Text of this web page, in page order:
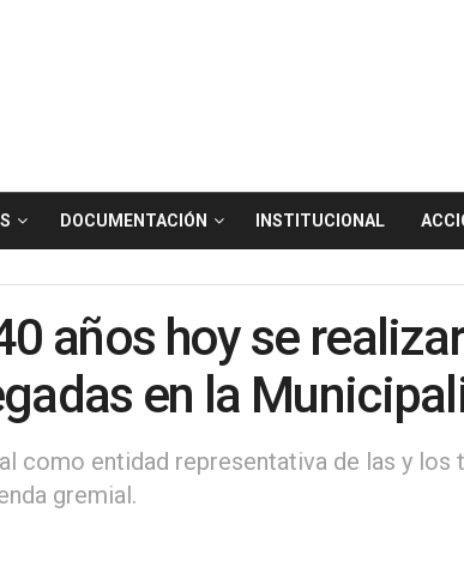
DOCUMENTACIÓN INSTITUCIONAL
años hoy se
en la
como entidad representativa de las y los
gremial.